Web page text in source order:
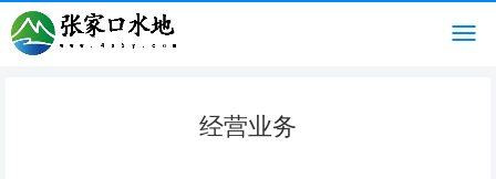
经营业务